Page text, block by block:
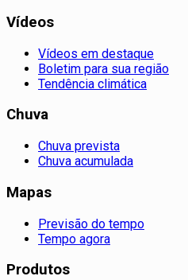
Vídeos
Vídeos em destaque
Boletim para sua região
Tendência climática
Chuva
Chuva prevista
Chuva acumulada
Mapas
Previsão do tempo
Tempo agora
Produtos